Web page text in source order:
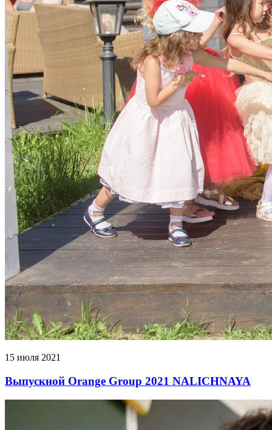
15 июля 2021
Выпускной Orange Group 2021 NALICHNAYA